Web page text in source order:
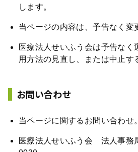
します。
当ページの内容は、予告なく変
医療法人せいふう会は予告なく
用方法の見直し、または中止す
お問い合わせ
当ページに関するお問い合わせ。
医療法人せいふう会 法人事